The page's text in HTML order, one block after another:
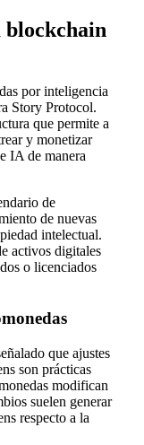
blockchain
por inteligencia
Story Protocol.
que permite a
y monetizar
IA de manera
de
de nuevas
intelectual.
activos digitales
o licenciados
que ajustes
son prácticas
modifican
suelen generar
respecto a la